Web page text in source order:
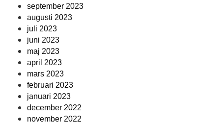
september 2023
augusti 2023
juli 2023
juni 2023
maj 2023
april 2023
mars 2023
februari 2023
januari 2023
december 2022
november 2022